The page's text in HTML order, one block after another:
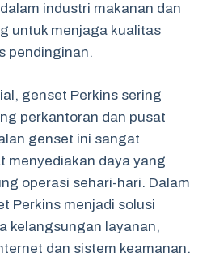
industri makanan dan
untuk menjaga kualitas
pendinginan.
genset Perkins sering
perkantoran dan pusat
genset ini sangat
menyediakan daya yang
operasi sehari-hari. Dalam
Perkins menjadi solusi
kelangsungan layanan,
dan sistem keamanan.